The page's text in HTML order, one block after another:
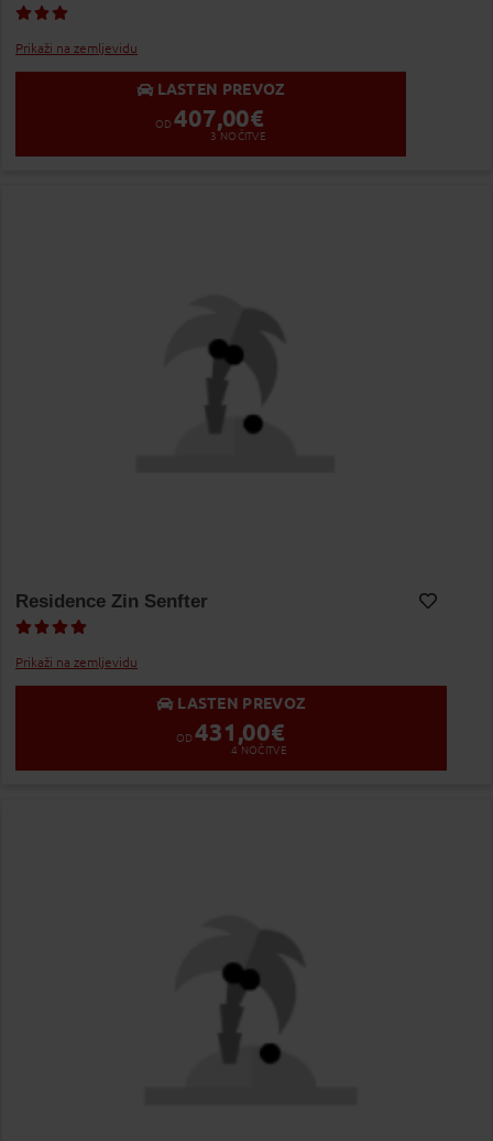
Prikaži na zemljevidu
LASTEN PREVOZ
OD 407,00€
3 NOČITVE
Residence Zin Senfter
Prikaži na zemljevidu
LASTEN PREVOZ
OD 431,00€
4 NOČITVE